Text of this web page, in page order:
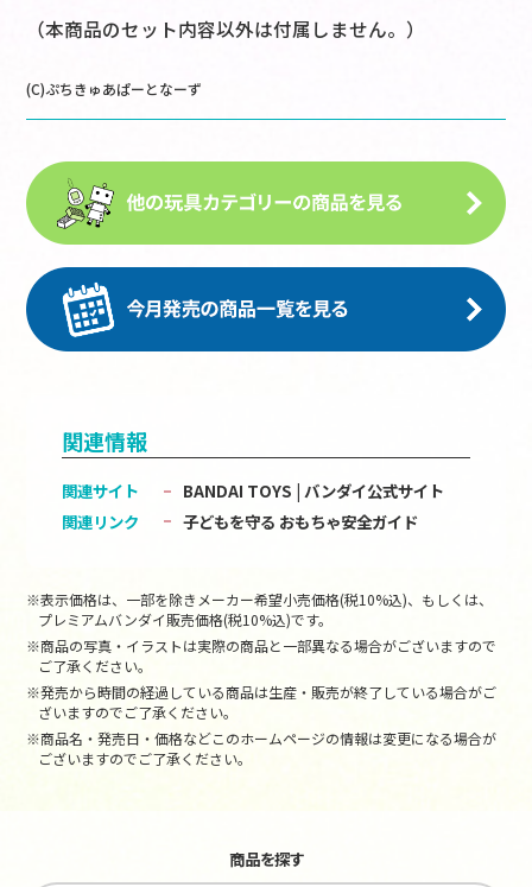
（本商品のセット内容以外は付属しません。）
(C)ぷちきゅあぱーとなーず
関連情報
関連サイト
BANDAI TOYS | バンダイ公式サイト
関連リンク
子どもを守る おもちゃ安全ガイド
※表示価格は、一部を除きメーカー希望小売価格(税10%込)、もしくは、
プレミアムバンダイ販売価格(税10%込)です。
※商品の写真・イラストは実際の商品と一部異なる場合がございますので
ご了承ください。
※発売から時間の経過している商品は生産・販売が終了している場合がご
ざいますのでご了承ください。
※商品名・発売日・価格などこのホームページの情報は変更になる場合が
ございますのでご了承ください。
商品を探す